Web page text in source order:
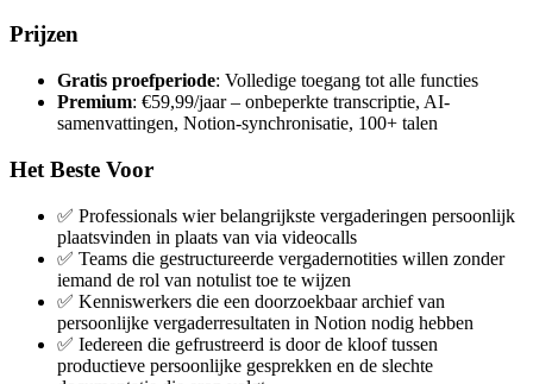
Prijzen
Gratis proefperiode: Volledige toegang tot alle functies
Premium: €59,99/jaar – onbeperkte transcriptie, AI-
samenvattingen, Notion-synchronisatie, 100+ talen
Het Beste Voor
✅ Professionals wier belangrijkste vergaderingen persoonlijk
plaatsvinden in plaats van via videocalls
✅ Teams die gestructureerde vergadernotities willen zonder
iemand de rol van notulist toe te wijzen
✅ Kenniswerkers die een doorzoekbaar archief van
persoonlijke vergaderresultaten in Notion nodig hebben
✅ Iedereen die gefrustreerd is door de kloof tussen
productieve persoonlijke gesprekken en de slechte